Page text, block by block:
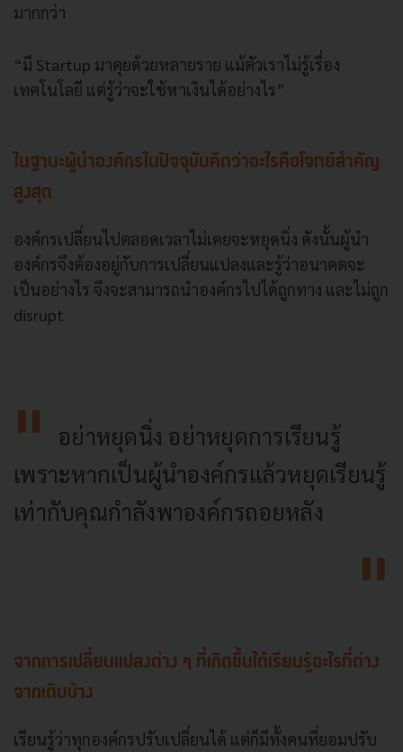
มากกว่า
“มี Startup มาคุยด้วยหลายราย แม้ตัวเราไม่รู้เรื่อง
เทคโนโลยี แต่รู้ว่าจะใช้หาเงินได้อย่างไร”
ในฐานะผู้นำองค์กรในปัจจุบันคิดว่าอะไรคือโจทย์สำคัญ
สูงสุด
องค์กรเปลี่ยนไปตลอดเวลาไม่เคยจะหยุดนิ่ง ดังนั้นผู้นำ
องค์กรจึงต้องอยู่กับการเปลี่ยนแปลงและรู้ว่าอนาคตจะ
เป็นอย่างไร จึงจะสามารถนำองค์กรไปได้ถูกทาง และไม่ถูก
disrupt
อย่าหยุดนิ่ง อย่าหยุดการเรียนรู้
เพราะหากเป็นผู้นำองค์กรแล้วหยุดเรียนรู้
เท่ากับคุณกำลังพาองค์กรถอยหลัง
จากการเปลี่ยนแปลงต่าง ๆ ที่เกิดขึ้นได้เรียนรู้อะไรที่ต่าง
จากเดิมบ้าง
เรียนรู้ว่าทุกองค์กรปรับเปลี่ยนได้ แต่ก็มีทั้งคนที่ยอมปรับ